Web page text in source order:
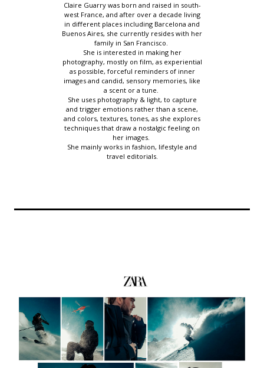
Claire Guarry was born and raised in south-
west France, and after over a decade living
in different places including Barcelona and
Buenos Aires, she currently resides with her
family in San Francisco.
She is interested in making her
photography, mostly on film, as experiential
as possible, forceful reminders of inner
images and candid, sensory memories, like
a scent or a tune.
She uses photography & light, to capture
and trigger emotions rather than a scene,
and colors, textures, tones, as she explores
techniques that draw a nostalgic feeling on
her images.
She mainly works in fashion, lifestyle and
travel editorials.